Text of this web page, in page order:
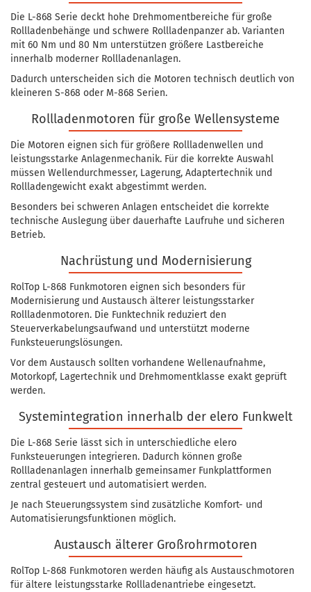
Die L-868 Serie deckt hohe Drehmomentbereiche für große
Rollladenbehänge und schwere Rollladenpanzer ab. Varianten
mit 60 Nm und 80 Nm unterstützen größere Lastbereiche
innerhalb moderner Rollladenanlagen.
Dadurch unterscheiden sich die Motoren technisch deutlich von
kleineren S-868 oder M-868 Serien.
Rollladenmotoren für große Wellensysteme
Die Motoren eignen sich für größere Rollladenwellen und
leistungsstarke Anlagenmechanik. Für die korrekte Auswahl
müssen Wellendurchmesser, Lagerung, Adaptertechnik und
Rollladengewicht exakt abgestimmt werden.
Besonders bei schweren Anlagen entscheidet die korrekte
technische Auslegung über dauerhafte Laufruhe und sicheren
Betrieb.
Nachrüstung und Modernisierung
RolTop L-868 Funkmotoren eignen sich besonders für
Modernisierung und Austausch älterer leistungsstarker
Rollladenmotoren. Die Funktechnik reduziert den
Steuerverkabelungsaufwand und unterstützt moderne
Funksteuerungslösungen.
Vor dem Austausch sollten vorhandene Wellenaufnahme,
Motorkopf, Lagertechnik und Drehmomentklasse exakt geprüft
werden.
Systemintegration innerhalb der elero Funkwelt
Die L-868 Serie lässt sich in unterschiedliche elero
Funksteuerungen integrieren. Dadurch können große
Rollladenanlagen innerhalb gemeinsamer Funkplattformen
zentral gesteuert und automatisiert werden.
Je nach Steuerungssystem sind zusätzliche Komfort- und
Automatisierungsfunktionen möglich.
Austausch älterer Großrohrmotoren
RolTop L-868 Funkmotoren werden häufig als Austauschmotoren
für ältere leistungsstarke Rollladenantriebe eingesetzt.